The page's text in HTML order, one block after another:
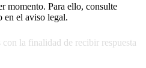
momento. Para ello, consulte
en el aviso legal.
la finalidad de recibir respuesta